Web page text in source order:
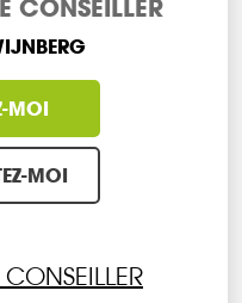
CONSEILLER
MOI
MOI